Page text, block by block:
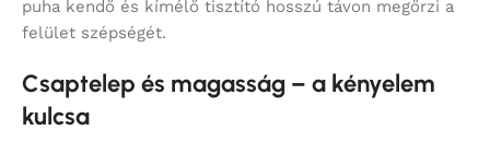
puha kendő és kímélő tisztító hosszú távon megőrzi a
felület szépségét.
Csaptelep és magasság – a kényelem
kulcsa